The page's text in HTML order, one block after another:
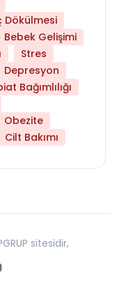
Dökülmesi
Bebek Gelişimi
Stres
Depresyon
Bağımlılığı
Obezite
Cilt Bakımı
sitesidir,